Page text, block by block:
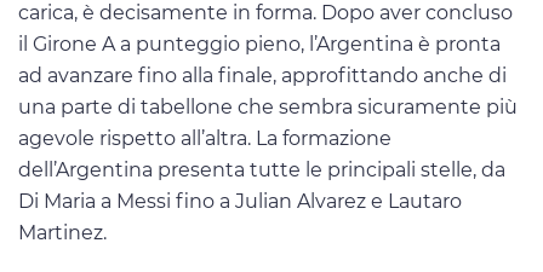
carica, è decisamente in forma. Dopo aver concluso
il Girone A a punteggio pieno, l’Argentina è pronta
ad avanzare fino alla finale, approfittando anche di
una parte di tabellone che sembra sicuramente più
agevole rispetto all’altra. La formazione
dell’Argentina presenta tutte le principali stelle, da
Di Maria a Messi fino a Julian Alvarez e Lautaro
Martinez.